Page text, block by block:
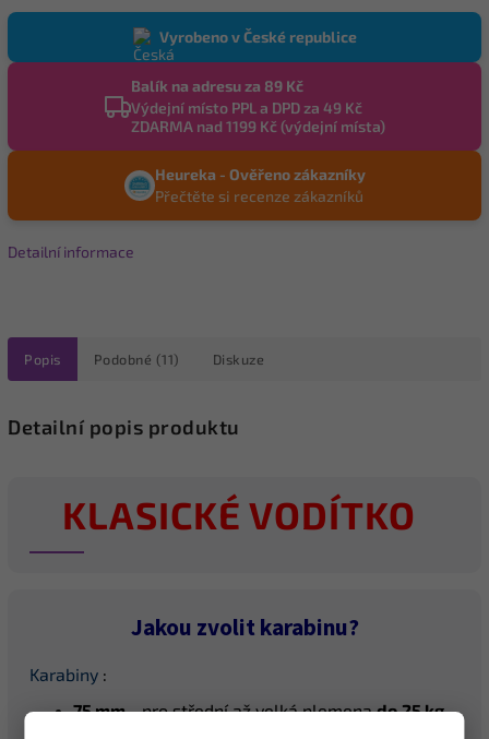
Vyrobeno v České republice
Balík na adresu za 89 Kč
Výdejní místo PPL a DPD za 49 Kč
ZDARMA nad 1199 Kč (výdejní místa)
Heureka - Ověřeno zákazníky
Přečtěte si recenze zákazníků
Detailní informace
Popis Podobné (11) Diskuze
Detailní popis produktu
KLASICKÉ VODÍTKO
Jakou zvolit karabinu?
Karabiny :
75 mm- pro střední až velká plemenado 25 kg